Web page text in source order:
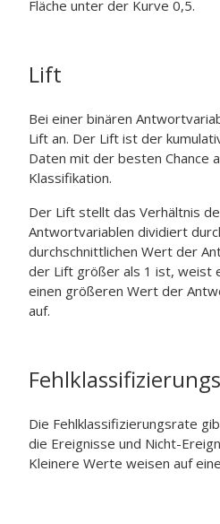
Fläche unter der Kurve 0,5.
Lift
Bei einer binären
Lift an. Der Lift ist der
Daten mit der besten Chance
Klassifikation.
Der Lift stellt das Verhältnis
Antwortvariablen dividiert
durchschnittlichen Wert der
der Lift größer als 1 ist, weist
einen größeren Wert der
auf.
Die Fehlklassifizierungsrate
die Ereignisse und Nicht-
Kleinere Werte weisen auf